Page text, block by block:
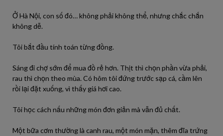
Ở Hà Nội, con số đó… không phải không thể, nhưng chắc chắn
không dễ.
Tôi bắt đầu tính toán từng đồng.
Sáng đi chợ sớm để mua đồ rẻ hơn. Thịt thì chọn phần vừa phải,
rau thì chọn theo mùa. Có hôm tôi đứng trước sạp cá, cầm lên
rồi lại đặt xuống, vì thấy giá hơi cao.
Tôi học cách nấu những món đơn giản mà vẫn đủ chất.
Một bữa cơm thường là canh rau, một món mặn, thêm đĩa trứng